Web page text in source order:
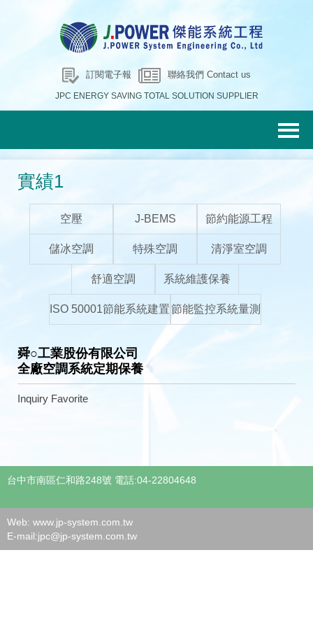
訂閱電子報 聯絡我們 Contact us
JPC ENERGY SAVING TOTAL SOLUTION SUPPLIER
實績1
空壓 J-BEMS 節約能源工程
儲冰空調 特殊空調 清淨室空調
舒適空調 系統維護保養
ISO 50001節能系統建置節能監控系統量測
舜○工業股份有限公司
全廠空調系統定期保養
Inquiry Favorite
台中市南區仁和路248號 電話:04-22804648
Web: www.jp-system.com.tw
E-mail:jpc@jp-system.com.tw